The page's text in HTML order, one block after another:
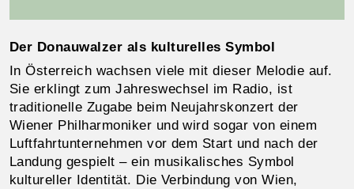
Der Donauwalzer als kulturelles Symbol
In Österreich wachsen viele mit dieser Melodie auf.
Sie erklingt zum Jahreswechsel im Radio, ist
traditionelle Zugabe beim Neujahrskonzert der
Wiener Philharmoniker und wird sogar von einem
Luftfahrtunternehmen vor dem Start und nach der
Landung gespielt – ein musikalisches Symbol
kultureller Identität. Die Verbindung von Wien,